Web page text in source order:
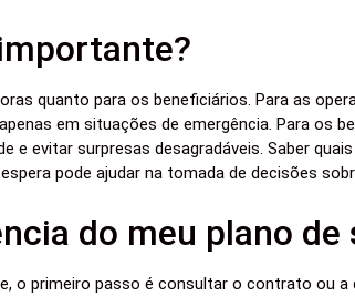
quanto para os beneficiários. Para as
em situações de emergência. Para os
e evitar surpresas desagradáveis. Saber
pode ajudar na tomada de decisões
do meu plano de
o primeiro passo é consultar o contrato ou